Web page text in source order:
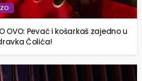
OVO: Pevač i košarkaš zajedno u
Čolića!